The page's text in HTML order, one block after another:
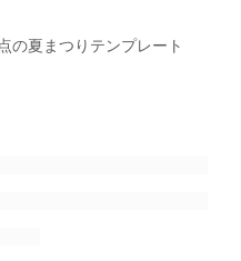
の夏まつりテンプレート